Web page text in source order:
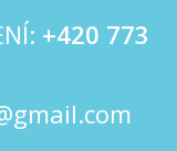
+420 773